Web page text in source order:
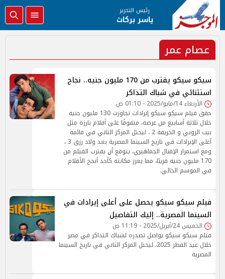
رئيس التحرير
ياسر بركات
عصام عمر
سيكو سيكو يقترب من 170 مليون جنيه.. نجاح
استثنائي في شباك التذاكر
الأربعاء 14/مايو/2025 - 01:10 ص
حقق فيلم سيكو سيكو إيرادات تجاوزت 130 مليون جنيه
خلال ثلاثة أسابيع من عرضه، متفوقًا على أفلام بارزة مثل
بيت الروبي و الحريفة 2 ، ليحتل المركز الثاني في قائمة
أعلى الإيرادات في تاريخ السينما المصرية بعد ولاد رزق 3 ،
ومع استمرار الإقبال الجماهيري، يتوقع أن يقترب الفيلم من
170 مليون جنيه قريبًا، مما يعزز مكانته كأحد أنجح الأفلام
في الموسم الحالي.
فيلم سيكو سيكو يحصل على أعلى إيرادات في
السينما المصرية.. إليك التفاصيل
الخميس 24/أبريل/2025 - 11:19 ص
فيلم سيكو سيكو يواصل تصدره لشباك التذاكر في مصر
خلال عيد الفطر 2025، ليحتل المركز الثاني في تاريخ السينما
المصرية